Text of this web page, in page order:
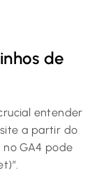
de
entender
a partir do
GA4 pode